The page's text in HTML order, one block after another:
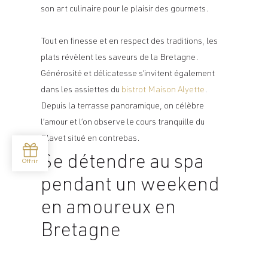
son art culinaire pour le plaisir des gourmets.
Tout en finesse et en respect des traditions, les
plats révèlent les saveurs de la Bretagne.
Générosité et délicatesse s’invitent également
dans les assiettes du bistrot Maison Alyette .
Depuis la terrasse panoramique, on célèbre
l’amour et l’on observe le cours tranquille du
Blavet situé en contrebas.
Se détendre au spa
pendant un weekend
en amoureux en
Bretagne